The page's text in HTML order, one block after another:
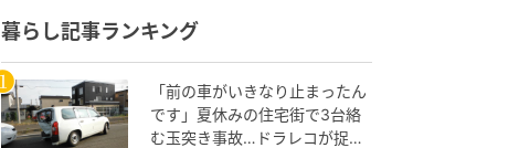
暮らし記事ランキング
「前の車がいきなり止まったん
です」夏休みの住宅街で3台絡
む玉突き事故…ドラレコが捉え